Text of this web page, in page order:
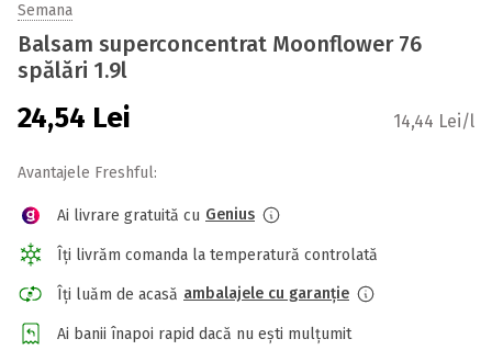
Semana
Balsam superconcentrat Moonflower 76
spălări 1.9l
24,54 Lei 14,44 Lei/l
Avantajele Freshful:
Ai livrare gratuită cu Genius
Îți livrăm comanda la temperatură controlată
Îți luăm de acasă ambalajele cu garanție
Ai banii înapoi rapid dacă nu ești mulțumit